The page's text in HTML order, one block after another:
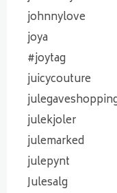
johnnylove
joya
#joytag
juicycouture
julekjoler
julemarked
julepynt
Julesalg